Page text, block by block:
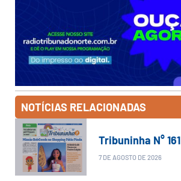
NOTÍCIAS RELACIONADAS
Tribuninha N° 161
7 DE AGOSTO DE 2026